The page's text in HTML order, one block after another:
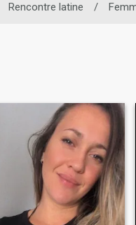
Rencontre latine /